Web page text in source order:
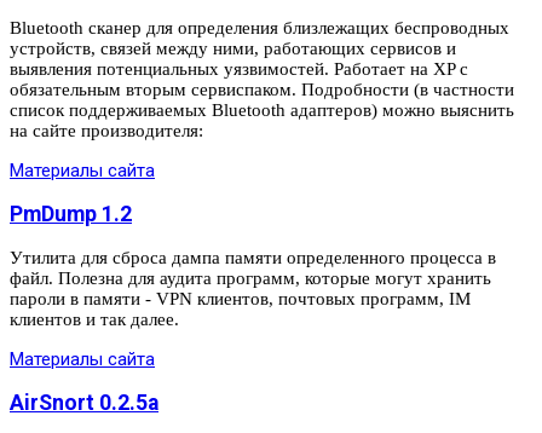
Bluetooth сканер для определения близлежащих беспроводных
устройств, связей между ними, работающих сервисов и
выявления потенциальных уязвимостей. Работает на XP с
обязательным вторым сервиспаком. Подробности (в частности
список поддерживаемых Bluetooth адаптеров) можно выяснить
на сайте производителя:
Материалы сайта
PmDump 1.2
Утилита для сброса дампа памяти определенного процесса в
файл. Полезна для аудита программ, которые могут хранить
пароли в памяти - VPN клиентов, почтовых программ, IM
клиентов и так далее.
Материалы сайта
AirSnort 0.2.5a